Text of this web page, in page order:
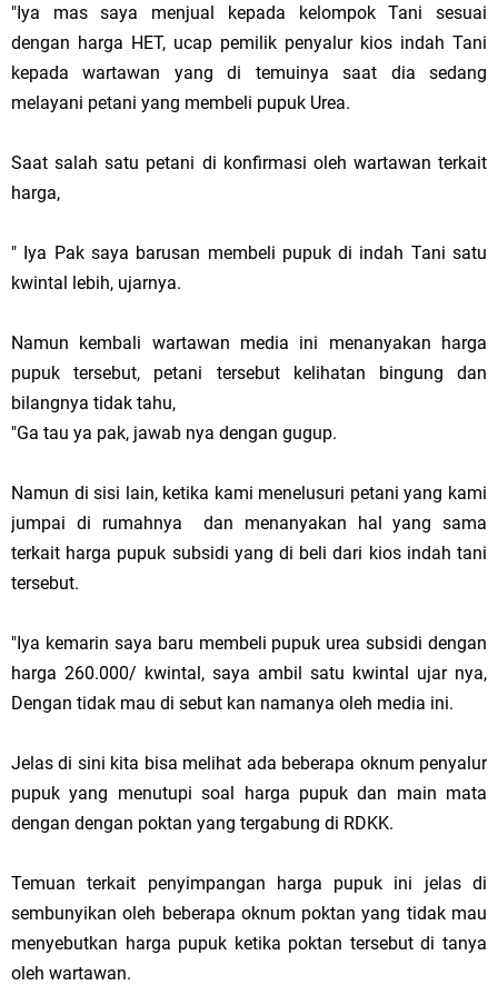
"Iya mas saya menjual kepada kelompok Tani sesuai
dengan harga HET, ucap pemilik penyalur kios indah Tani
kepada wartawan yang di temuinya saat dia sedang
melayani petani yang membeli pupuk Urea.
Saat salah satu petani di konfirmasi oleh wartawan terkait
harga,
" Iya Pak saya barusan membeli pupuk di indah Tani satu
kwintal lebih, ujarnya.
Namun kembali wartawan media ini menanyakan harga
pupuk tersebut, petani tersebut kelihatan bingung dan
bilangnya tidak tahu,
"Ga tau ya pak, jawab nya dengan gugup.
Namun di sisi lain, ketika kami menelusuri petani yang kami
jumpai di rumahnya dan menanyakan hal yang sama
terkait harga pupuk subsidi yang di beli dari kios indah tani
tersebut.
"Iya kemarin saya baru membeli pupuk urea subsidi dengan
harga 260.000/ kwintal, saya ambil satu kwintal ujar nya,
Dengan tidak mau di sebut kan namanya oleh media ini.
Jelas di sini kita bisa melihat ada beberapa oknum penyalur
pupuk yang menutupi soal harga pupuk dan main mata
dengan dengan poktan yang tergabung di RDKK.
Temuan terkait penyimpangan harga pupuk ini jelas di
sembunyikan oleh beberapa oknum poktan yang tidak mau
menyebutkan harga pupuk ketika poktan tersebut di tanya
oleh wartawan.